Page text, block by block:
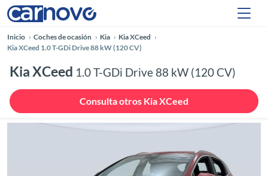
Inicio Coches de ocasión Kia
Kia XCeed
Kia XCeed 1.0 T-GDi Drive 88 kW (120 CV)
Kia XCeed 1.0 T-GDi Drive 88 kW (120 CV)
Consulta otros Kia XCeed